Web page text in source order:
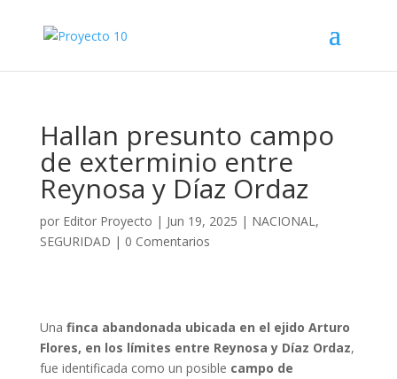
Hallan presunto campo
de exterminio entre
Reynosa y Díaz Ordaz
por Editor Proyecto | Jun 19, 2025 | NACIONAL,
SEGURIDAD | 0 Comentarios
Una finca abandonada ubicada en el ejido Arturo
Flores, en los límites entre Reynosa y Díaz Ordaz,
fue identificada como un posible campo de